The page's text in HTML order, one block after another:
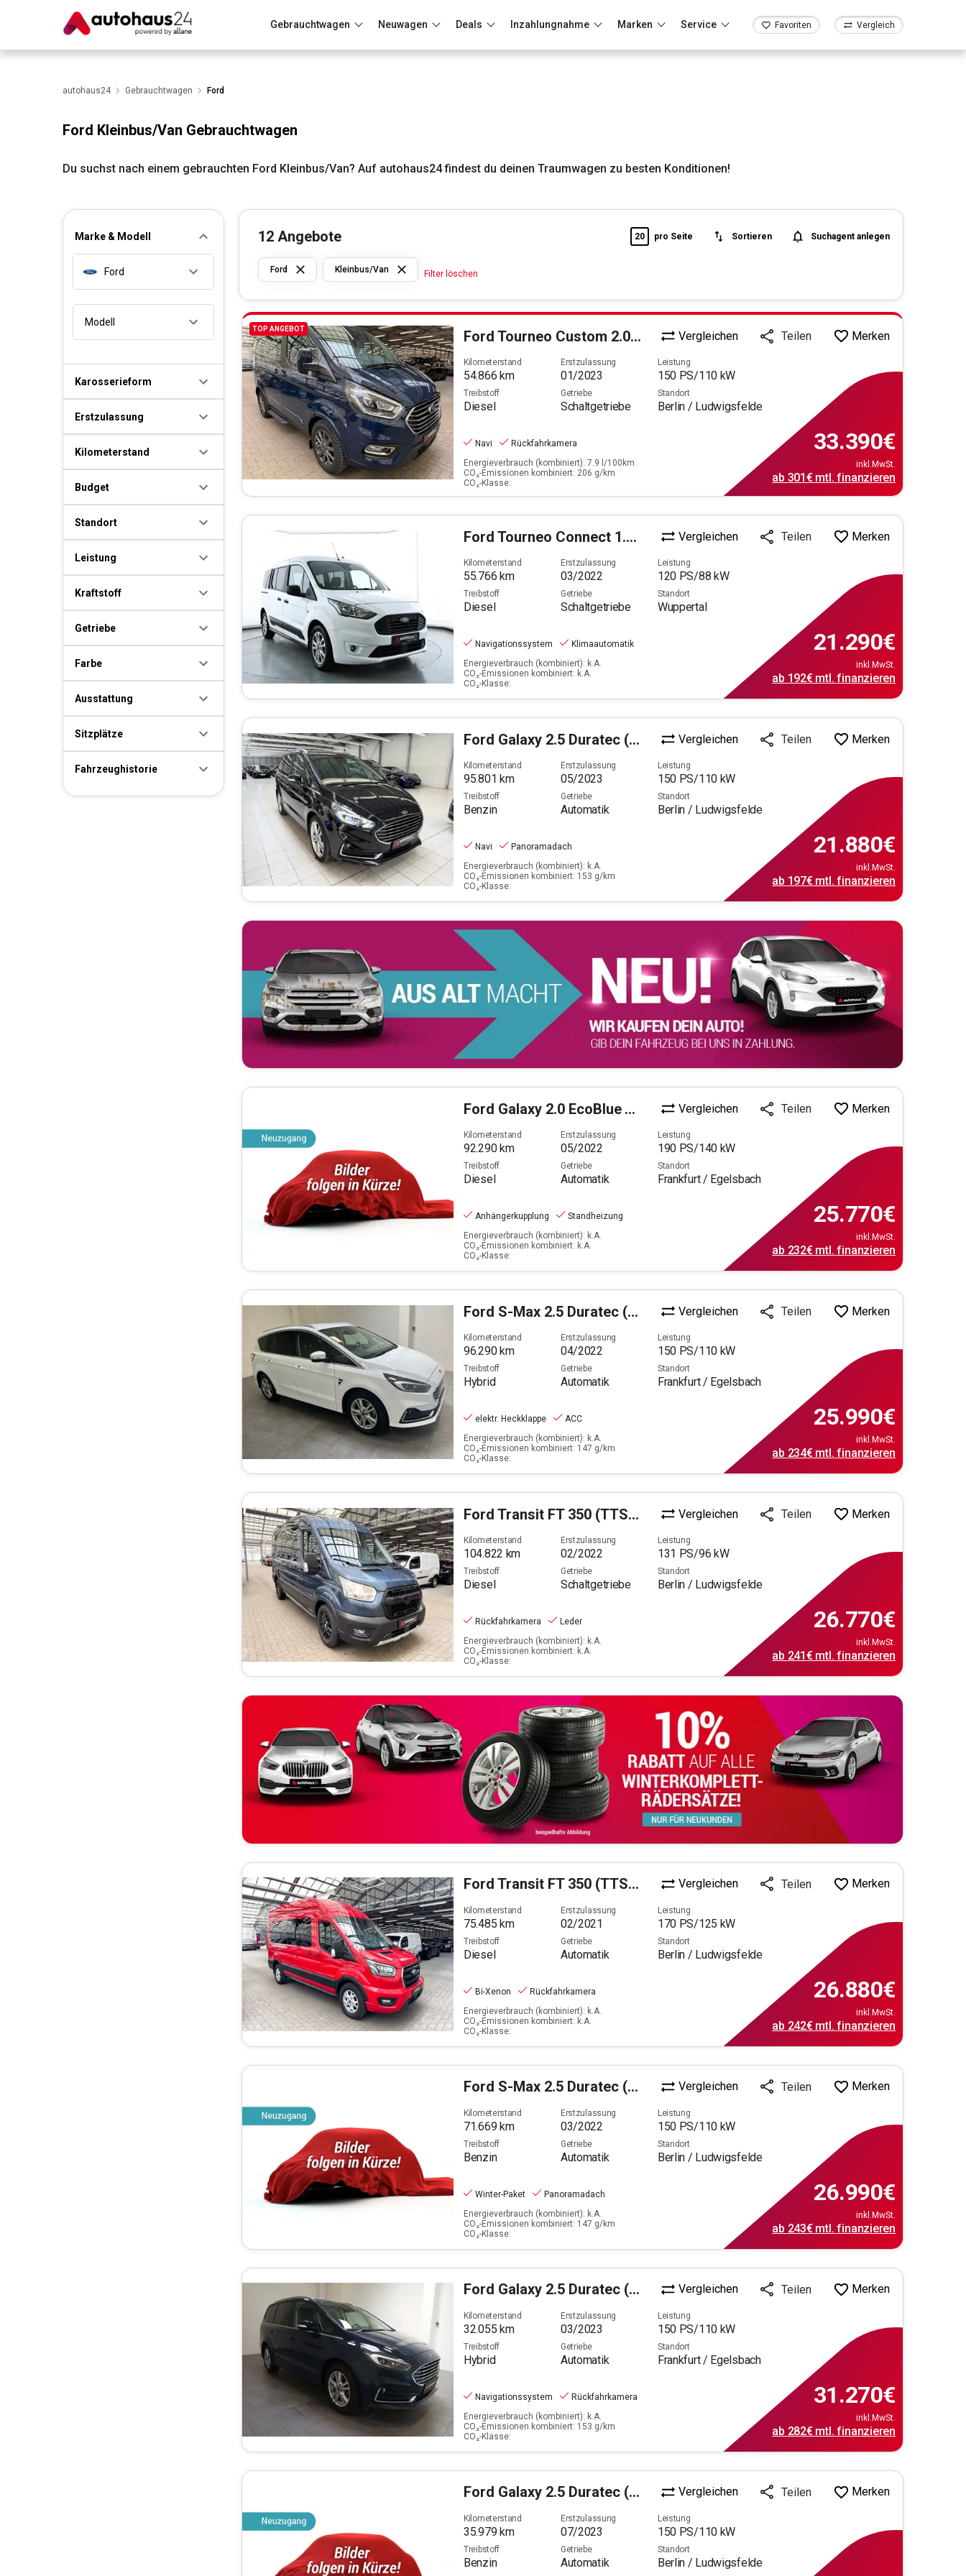
Gebrauchtwagen Neuwagen Deals Inzahlungnahme Marken Service Favoriten Vergleich
Wir bewerten dein AutoRund um die Inzahlungnahme
autohaus24 Gebrauchtwagen Ford
Ford Kleinbus/Van Gebrauchtwagen
Du suchst nach einem gebrauchten Ford Kleinbus/Van? Auf autohaus24 findest du deinen Traumwagen zu besten Konditionen!
Marke & Modell
Ford
Modell
Karosserieform
Erstzulassung
Kilometerstand
Budget
Standort
Leistung
Kraftstoff
Getriebe
Farbe
Ausstattung
Sitzplätze
Fahrzeughistorie
12 Angebote
Filter löschen
20 pro Seite Sortieren Suchagent anlegen
Ford Kleinbus/Van Filter löschen
TOP ANGEBOT Ford Tourneo Custom 2.0 TDCi 320 L1 Titanium X (EURO 6d Vergleichen Teilen Merken
Kilometerstand
54.866 km
Erstzulassung
01/2023
Leistung
150 PS/110 kW
Treibstoff
Diesel
Getriebe
Schaltgetriebe
Standort
Berlin / Ludwigsfelde
Navi
Rückfahrkamera
Energieverbrauch (kombiniert): 7.9 l/100km
CO₂-Emissionen kombiniert: 206 g/km
CO₂-Klasse:
33.390€
inkl.MwSt.
ab 301€mtl. finanzieren
Ford Tourneo Connect 1.5 TDCi/EcoBlue Grand Trend S/S ( Vergleichen Teilen Merken
Kilometerstand
55.766 km
Erstzulassung
03/2022
Leistung
120 PS/88 kW
Treibstoff
Diesel
Getriebe
Schaltgetriebe
Standort
Wuppertal
Navigationssystem
Klimaautomatik
Energieverbrauch (kombiniert): k.A.
CO₂-Emissionen kombiniert: k.A.
CO₂-Klasse:
21.290€
inkl.MwSt.
ab 192€mtl. finanzieren
Ford Galaxy 2.5 Duratec (FHEV) Hybrid Titanium (EURO 6d Vergleichen Teilen Merken
Kilometerstand
95.801 km
Erstzulassung
05/2023
Leistung
150 PS/110 kW
Treibstoff
Benzin
Getriebe
Automatik
Standort
Berlin / Ludwigsfelde
Navi
Panoramadach
Energieverbrauch (kombiniert): k.A.
CO₂-Emissionen kombiniert: 153 g/km
CO₂-Klasse:
21.880€
inkl.MwSt.
ab 197€mtl. finanzieren
Ford Galaxy 2.0 EcoBlue Titanium Start/Stopp (EURO 6d-T Vergleichen Teilen Merken
Kilometerstand
92.290km
Erstzulassung
05/2022
Leistung
190 PS/140 kW
Treibstoff
Diesel
Getriebe
Automatik
Standort
Frankfurt / Egelsbach
Anhängerkupplung
Standheizung
Energieverbrauch (kombiniert): k.A.
CO₂-Emissionen kombiniert: k.A.
CO₂-Klasse:
25.770€
inkl.MwSt.
ab 232€mtl. finanzieren
Ford S-Max 2.5 Duratec (FHEV) Hybrid Titanium (EURO 6d) Vergleichen Teilen Merken
Kilometerstand
96.290km
Erstzulassung
04/2022
Leistung
150 PS/110 kW
Treibstoff
Hybrid
Getriebe
Automatik
Standort
Frankfurt / Egelsbach
elektr. Heckklappe
ACC
Energieverbrauch (kombiniert): k.A.
CO₂-Emissionen kombiniert: 147 g/km
CO₂-Klasse:
25.990€
inkl.MwSt.
ab 234€mtl. finanzieren
Ford Transit FT 350 (TTS) 2.0 TDCi DPF Mild-Hybrid 350 Vergleichen Teilen Merken
Kilometerstand
104.822 km
Erstzulassung
02/2022
Leistung
131 PS/96 kW
Treibstoff
Diesel
Getriebe
Schaltgetriebe
Standort
Berlin / Ludwigsfelde
Rückfahrkamera
Leder
Energieverbrauch (kombiniert): k.A.
CO₂-Emissionen kombiniert: k.A.
CO₂-Klasse:
26.770€
inkl.MwSt.
ab 241€mtl. finanzieren
Ford Transit FT 350 (TTS) 2.0 TDCi DPF 350 L3 H2 Trend Vergleichen Teilen Merken
Kilometerstand
75.485 km
Erstzulassung
02/2021
Leistung
170 PS/125 kW
Treibstoff
Diesel
Getriebe
Automatik
Standort
Berlin / Ludwigsfelde
Bi-Xenon
Rückfahrkamera
Energieverbrauch (kombiniert): k.A.
CO₂-Emissionen kombiniert: k.A.
CO₂-Klasse:
26.880€
inkl.MwSt.
ab 242€mtl. finanzieren
Ford S-Max 2.5 Duratec (FHEV) Hybrid Vignale (EURO 6d) Vergleichen Teilen Merken
Kilometerstand
71.669km
Erstzulassung
03/2022
Leistung
150 PS/110 kW
Treibstoff
Benzin
Getriebe
Automatik
Standort
Berlin / Ludwigsfelde
Winter-Paket
Panoramadach
Energieverbrauch (kombiniert): k.A.
CO₂-Emissionen kombiniert: 147 g/km
CO₂-Klasse:
26.990€
inkl.MwSt.
ab 243€mtl. finanzieren
Ford Galaxy 2.5 Duratec (FHEV) Hybrid Titanium (EURO 6d Vergleichen Teilen Merken
Kilometerstand
32.055 km
Erstzulassung
03/2023
Leistung
150 PS/110 kW
Treibstoff
Hybrid
Getriebe
Automatik
Standort
Frankfurt / Egelsbach
Navigationssystem
Rückfahrkamera
Energieverbrauch (kombiniert): k.A.
CO₂-Emissionen kombiniert: 153 g/km
CO₂-Klasse:
31.270€
inkl.MwSt.
ab 282€mtl. finanzieren
Ford Galaxy 2.5 Duratec (FHEV) Hybrid Titanium (EURO 6d Vergleichen Teilen Merken
Kilometerstand
35.979km
Erstzulassung
07/2023
Leistung
150 PS/110 kW
Treibstoff
Benzin
Getriebe
Automatik
Standort
Berlin / Ludwigsfelde